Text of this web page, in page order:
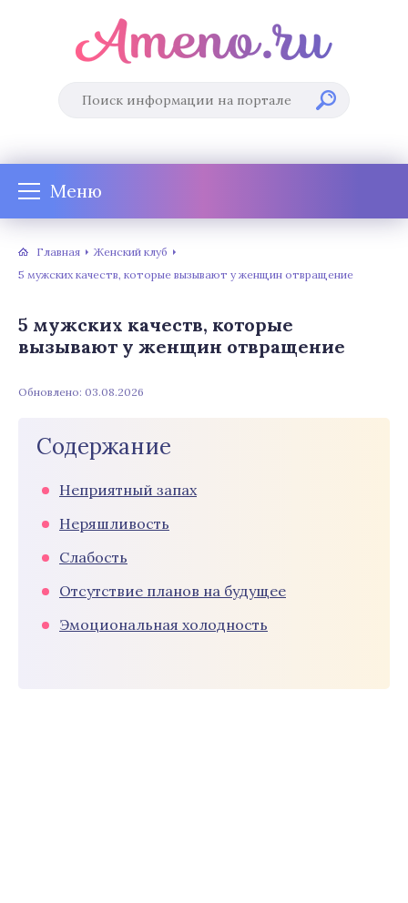
Меню
Главная
Женский клуб
5 мужских качеств, которые вызывают у женщин отвращение
5 мужских качеств, которые
вызывают у женщин отвращение
Обновлено: 03.08.2026
Содержание
Неприятный запах
Неряшливость
Слабость
Отсутствие планов на будущее
Эмоциональная холодность